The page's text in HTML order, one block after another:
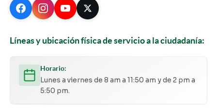
Líneas y ubicación física de servicio a la ciudadanía:
Horario:
Lunes a viernes de 8 am a 11:50 am y de 2 pm a
5:50 pm.